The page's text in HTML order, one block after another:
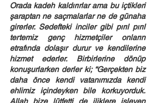
Orada kadeh kaldırırlar ama bu içtikleri
şaraptan ne saçmalarlar ne de günaha
girerler. Sedefteki inciler gibi pırıl pırıl
tertemiz genç hizmetçiler onların
etrafında dolaşır durur ve kendilerine
hizmet ederler. Birbirlerine dönüp
konuşurlarken derler ki; “Gerçekten biz
daha önce kendi vatanımızda kendi
ehlimiz içindeyken bile korkuyorduk.